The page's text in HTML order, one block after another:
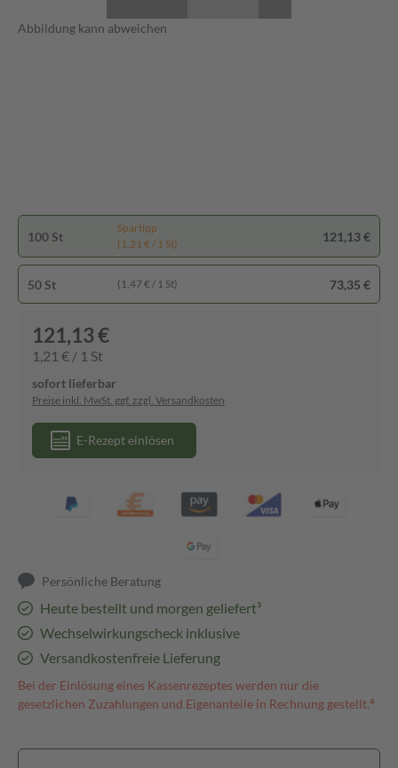
Abbildung kann abweichen
100 St
Spartipp
(1,21 € / 1 St)
121,13 €
50 St (1,47 € / 1 St) 73,35 €
121,13 €
1,21 € / 1 St
sofort lieferbar
Preise inkl. MwSt. ggf. zzgl. Versandkosten
E-Rezept einlösen
Persönliche Beratung
Heute bestellt und morgen geliefert³
Wechselwirkungscheck inklusive
Versandkostenfreie Lieferung
Bei der Einlösung eines Kassenrezeptes werden nur die
gesetzlichen Zuzahlungen und Eigenanteile in Rechnung gestellt.⁴